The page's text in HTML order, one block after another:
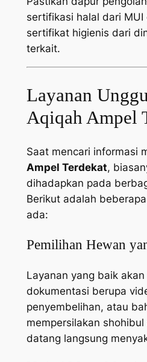
sertifikasi halal dari
sertifikat higienis dari
terkait.
Layanan
Aqiqah Ampel
Saat mencari informasi
Ampel Terdekat,
dihadapkan pada
Berikut adalah
ada:
Pemilihan Hewan
Layanan yang baik
dokumentasi berupa
penyembelihan, atau
mempersilakan
datang langsung